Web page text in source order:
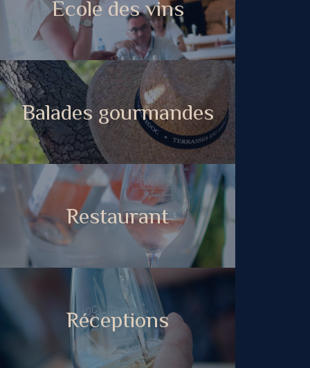
Ecole des vins
Balades gourmandes
Restaurant
Réceptions